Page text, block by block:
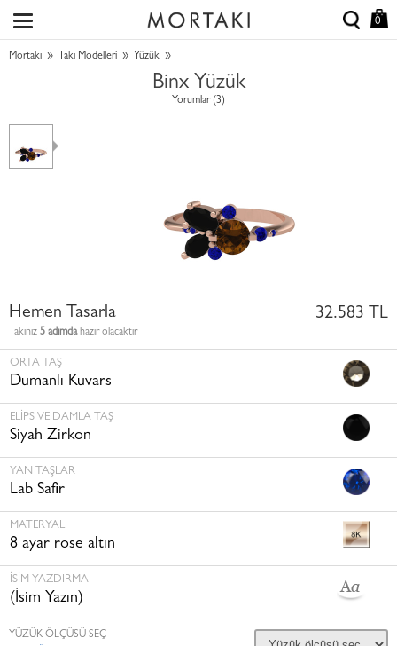
0
Mortakı » Takı Modelleri » Yüzük »
Binx Yüzük
Yorumlar (3)
Hemen Tasarla
Takınız 5 adımdahazır olacaktır
32.583 TL
ORTA TAŞ
Dumanlı Kuvars
ELIPS VE DAMLA TAŞ
Siyah Zirkon
YAN TAŞLAR
Lab Safir
MATERYAL
8 ayar rose altın
İSİM YAZDIRMA
(İsim Yazın)
YÜZÜK ÖLÇÜSÜ SEÇ